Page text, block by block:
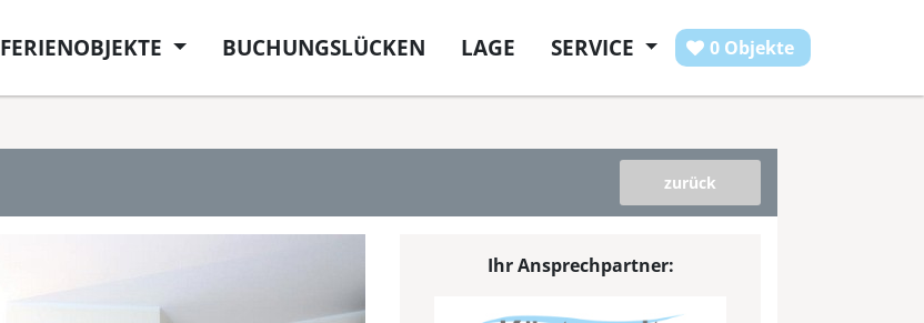
FERIENOBJEKTE BUCHUNGSLÜCKEN LAGE SERVICE 0 Objekte
zurück
Ihr Ansprechpartner: